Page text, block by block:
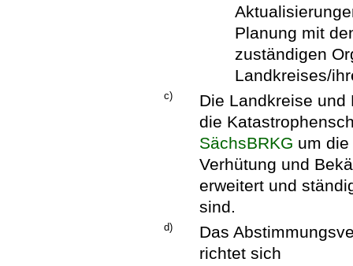
Planung mit
zuständigen
Landkreises/
c)
Die Landkreise und
die
SächsBRKG um
Verhütung und
erweitert und
sind.
d)
Das
richtet sich